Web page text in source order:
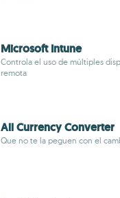
Microsoft Intune
Controla el uso de múltiples
remota
All Currency Converter
Que no te la peguen con el